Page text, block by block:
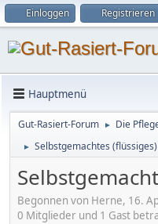
Einloggen Registrieren
Hauptmenü
Gut-Rasiert-Forum ► Die
► Selbstgemachtes
Begonnen von Herne, 16.
0 Mitglieder und 1 Gast